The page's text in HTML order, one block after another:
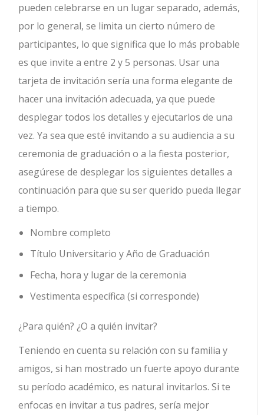
pueden celebrarse en un lugar separado, además,
por lo general, se limita un cierto número de
participantes, lo que significa que lo más probable
es que invite a entre 2 y 5 personas. Usar una
tarjeta de invitación sería una forma elegante de
hacer una invitación adecuada, ya que puede
desplegar todos los detalles y ejecutarlos de una
vez. Ya sea que esté invitando a su audiencia a su
ceremonia de graduación o a la fiesta posterior,
asegúrese de desplegar los siguientes detalles a
continuación para que su ser querido pueda llegar
a tiempo.
Nombre completo
Título Universitario y Año de Graduación
Fecha, hora y lugar de la ceremonia
Vestimenta específica (si corresponde)
¿Para quién? ¿O a quién invitar?
Teniendo en cuenta su relación con su familia y
amigos, si han mostrado un fuerte apoyo durante
su período académico, es natural invitarlos. Si te
enfocas en invitar a tus padres, sería mejor